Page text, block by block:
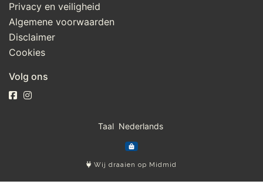
Privacy en veiligheid
Algemene voorwaarden
Disclaimer
Cookies
Volg ons
Taal
Wij draaien op Midmid